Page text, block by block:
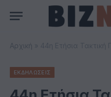
Αρχική
ΕΚΔΗΛΩΣΕΙΣ